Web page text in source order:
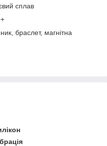
сплав
браслет, магнітна